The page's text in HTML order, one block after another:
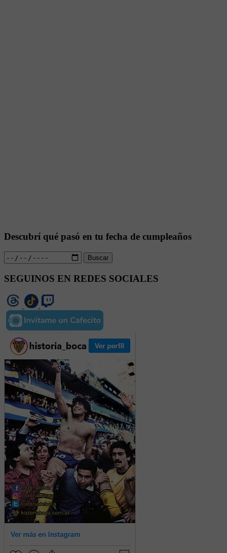
Descubrí qué pasó en tu fecha de cumpleaños
Buscar
SEGUINOS EN REDES SOCIALES